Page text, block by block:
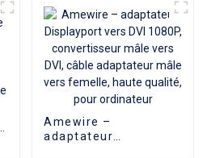
Amewire –
adaptateur